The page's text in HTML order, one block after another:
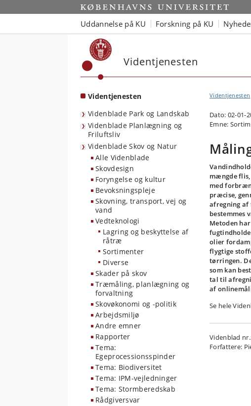
Start
Uddannelse på KU Forskning på KU
Videntjenesten
Videntjenesten
Videnblade Park og Landskab
Videnblade Planlægning og
Friluftsliv
Videnblade Skov og Natur
Alle Videnblade
Skovdesign
Foryngelse og kultur
Bevoksningspleje
Skovning, transport, vej og
vand
Vedteknologi
Lagring og beskyttelse af
råtræ
Sortimenter
Diverse
Skader på skov
Træmåling, planlægning og
forvaltning
Skovøkonomi og -politik
Arbejdsmiljø
Andre emner
Rapporter
Tema:
Egeprocessionsspinder
Tema: Biodiversitet
Tema: IPM-vejledninger
Tema: Stormberedskab
Rådgiversvar
Videntjenesten
Dato: 02-01-
Emne:
mængde
med
præcise,
afregning
bestemmes
Metoden
olier
flygtige
tørringen.
som kan
tal til
af
Se hele
Videnblad
Forfattere: